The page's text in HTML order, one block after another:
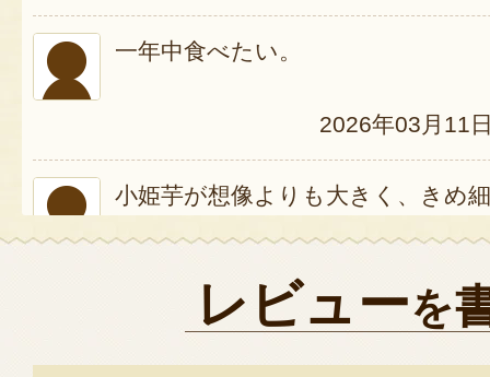
一年中食べたい。
2026年03月11
小姫芋が想像よりも大きく、きめ
でした。
レビューを